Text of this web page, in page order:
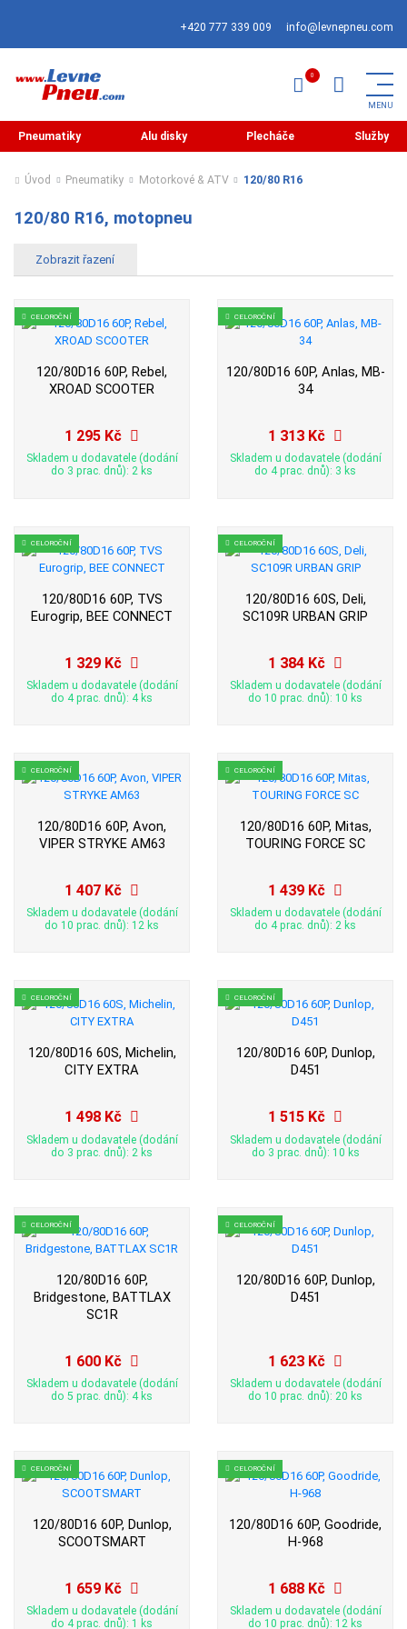
+420 777 339 009 info@levnepneu.com
Pneumatiky Alu disky Plecháče Služby
Úvod Pneumatiky Motorkové & ATV 120/80 R16
120/80 R16, motopneu
CELOROČNÍ
120/80D16 60P, Rebel,
XROAD SCOOTER
1 295 Kč
Skladem u dodavatele (dodání
do 3 prac. dnů): 2 ks
CELOROČNÍ
120/80D16 60P, Anlas, MB-
34
1 313 Kč
Skladem u dodavatele (dodání
do 4 prac. dnů): 3 ks
CELOROČNÍ
120/80D16 60P, TVS
Eurogrip, BEE CONNECT
1 329 Kč
Skladem u dodavatele (dodání
do 4 prac. dnů): 4 ks
CELOROČNÍ
120/80D16 60S, Deli,
SC109R URBAN GRIP
1 384 Kč
Skladem u dodavatele (dodání
do 10 prac. dnů): 10 ks
CELOROČNÍ
120/80D16 60P, Avon,
VIPER STRYKE AM63
1 407 Kč
Skladem u dodavatele (dodání
do 10 prac. dnů): 12 ks
CELOROČNÍ
120/80D16 60P, Mitas,
TOURING FORCE SC
1 439 Kč
Skladem u dodavatele (dodání
do 4 prac. dnů): 2 ks
CELOROČNÍ
120/80D16 60S, Michelin,
CITY EXTRA
1 498 Kč
Skladem u dodavatele (dodání
do 3 prac. dnů): 2 ks
CELOROČNÍ
120/80D16 60P, Dunlop,
D451
1 515 Kč
Skladem u dodavatele (dodání
do 3 prac. dnů): 10 ks
CELOROČNÍ
120/80D16 60P,
Bridgestone, BATTLAX
SC1R
1 600 Kč
Skladem u dodavatele (dodání
do 5 prac. dnů): 4 ks
CELOROČNÍ
120/80D16 60P, Dunlop,
D451
1 623 Kč
Skladem u dodavatele (dodání
do 10 prac. dnů): 20 ks
CELOROČNÍ
120/80D16 60P, Dunlop,
SCOOTSMART
1 659 Kč
Skladem u dodavatele (dodání
do 4 prac. dnů): 1 ks
CELOROČNÍ
120/80D16 60P, Goodride,
H-968
1 688 Kč
Skladem u dodavatele (dodání
do 10 prac. dnů): 12 ks